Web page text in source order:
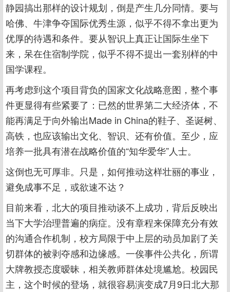
静园搞出那样的设计规划，倒是产生几分同情。要与
哈佛、牛津争夺国际优秀生源，似乎不得不拿出更为
优厚的待遇和条件。要从智识上真正让国际生坐下
来，呆在住宿制学院，似乎不得不提出一套别样的中
国学课程。
再考虑到这个项目背负的国家文化战略意图，整个事
件更显得有些紧要了：已然的世界第二大经济体，不
能再满足于向外输出Made in China的鞋子、圣诞树、
高铁，也应该输出文化、智识、还有价值。至少，应
培养一批具有潜在战略价值的“知华爱华”人士。
这倒也无可厚非。只是，如何推动这样壮丽的事业，
避免成事不足，或欲速不达？
目前来看，北大的项目推动谈不上成功，背后反映出
当下大学治理普遍的病症。没有章程来保障充分有效
的沟通合作机制，校方局限于中上层的动员加剧了关
切群体的被剥夺感和边缘感。一俟事件公共化，所谓
大牌教授态度暧昧，相关教师群体处境尴尬。校园民
主，这个时候的登场，就很容易演变成7月9日北大那